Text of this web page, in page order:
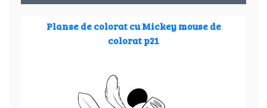
Planse de colorat cu Mickey mouse de
colorat p21